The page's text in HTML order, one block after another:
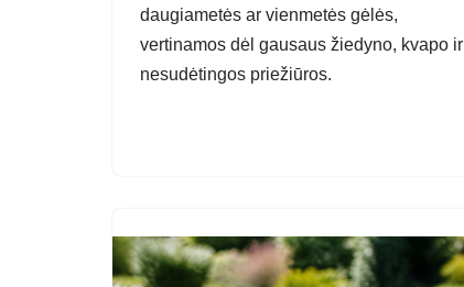
daugiametės ar vienmetės gėlės,
vertinamos dėl gausaus žiedyno, kvapo ir
nesudėtingos priežiūros.